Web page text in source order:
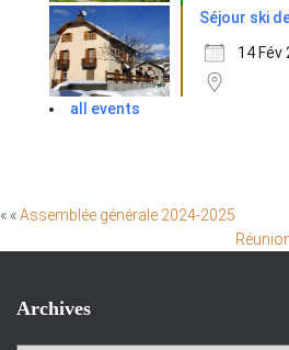
Séjour ski
14 Fév
all events
« «Assemblée générale 2024-2025
Archives